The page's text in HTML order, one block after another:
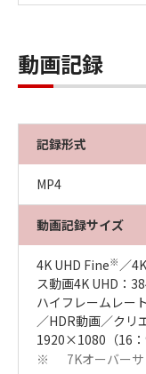
動画記録
記録形式
MP4
動画記録サイズ
4K UHD Fine※ ／
ス動画4K UHD：
ハイフレームレー
／HDR動画／クリ
1920×1080（16：
※ 7Kオーバー